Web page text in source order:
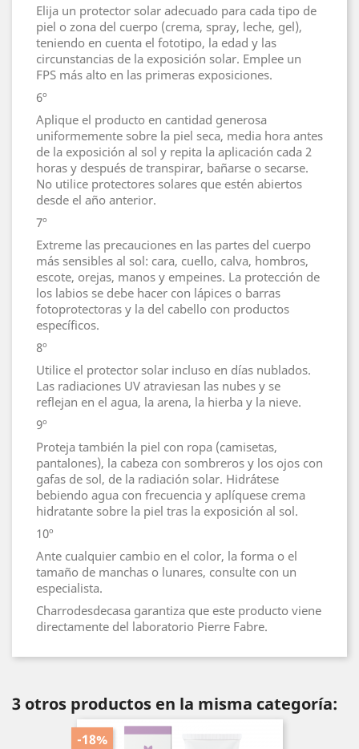
Elija un protector solar adecuado para cada tipo de
piel o zona del cuerpo (crema, spray, leche, gel),
teniendo en cuenta el fototipo, la edad y las
circunstancias de la exposición solar. Emplee un
FPS más alto en las primeras exposiciones.
6º
Aplique el producto en cantidad generosa
uniformemente sobre la piel seca, media hora antes
de la exposición al sol y repita la aplicación cada 2
horas y después de transpirar, bañarse o secarse.
No utilice protectores solares que estén abiertos
desde el año anterior.
7º
Extreme las precauciones en las partes del cuerpo
más sensibles al sol: cara, cuello, calva, hombros,
escote, orejas, manos y empeines. La protección de
los labios se debe hacer con lápices o barras
fotoprotectoras y la del cabello con productos
específicos.
8º
Utilice el protector solar incluso en días nublados.
Las radiaciones UV atraviesan las nubes y se
reflejan en el agua, la arena, la hierba y la nieve.
9º
Proteja también la piel con ropa (camisetas,
pantalones), la cabeza con sombreros y los ojos con
gafas de sol, de la radiación solar. Hidrátese
bebiendo agua con frecuencia y aplíquese crema
hidratante sobre la piel tras la exposición al sol.
10º
Ante cualquier cambio en el color, la forma o el
tamaño de manchas o lunares, consulte con un
especialista.
Charrodesdecasa garantiza que este producto viene
directamente del laboratorio Pierre Fabre.
3 otros productos en la misma categoría:
-18%